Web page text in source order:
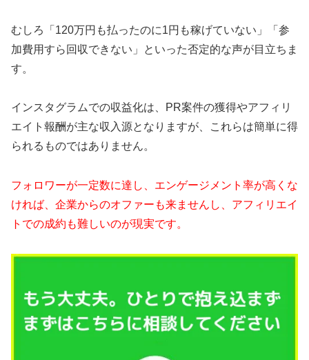
むしろ「120万円も払ったのに1円も稼げていない」「参
加費用すら回収できない」といった否定的な声が目立ちま
す。
インスタグラムでの収益化は、PR案件の獲得やアフィリ
エイト報酬が主な収入源となりますが、これらは簡単に得
られるものではありません。
フォロワーが一定数に達し、エンゲージメント率が高くな
ければ、企業からのオファーも来ませんし、アフィリエイ
トでの成約も難しいのが現実です。